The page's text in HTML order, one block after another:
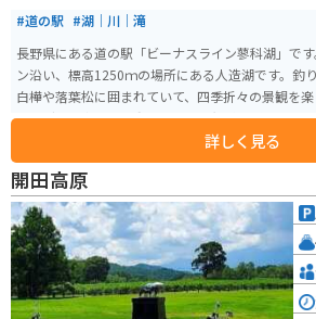
#道の駅 #湖｜川｜滝
長野県にある道の駅「ビーナスライン蓼科湖」で
ン沿い、標高1250ｍの場所にある人造湖です。釣
白樺や落葉松に囲まれていて、四季折々の景観を楽し
リングの途中で体を動かすために無料の彫刻公園
性的な彫刻を探すのも楽しいです。蓼科湖周辺は
にお店も沢山ありますので、食後にゆっくり過ご
す。
詳しく見る
開田高原